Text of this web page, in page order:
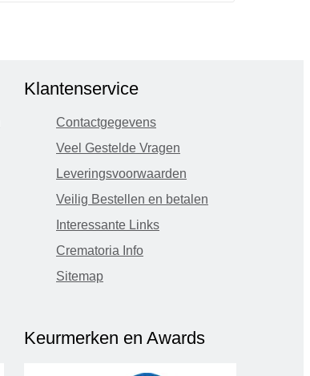
Klantenservice
Contactgegevens
Veel Gestelde Vragen
Leveringsvoorwaarden
Veilig Bestellen en betalen
Interessante Links
Crematoria Info
Sitemap
Keurmerken en Awards